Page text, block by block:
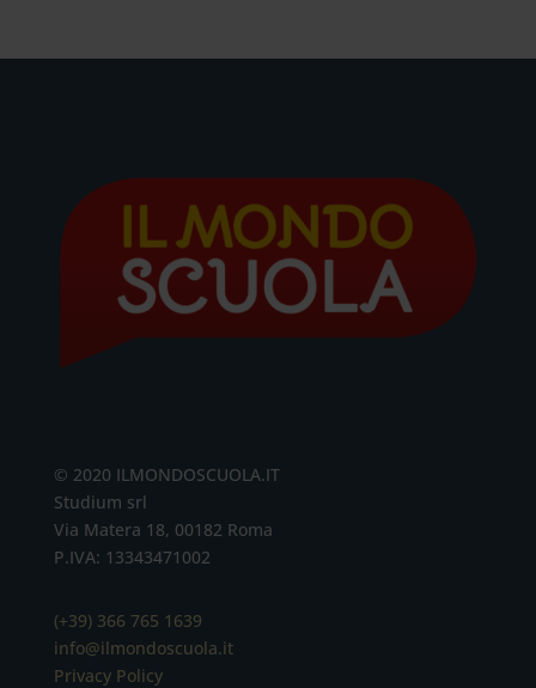
© 2020 ILMONDOSCUOLA.IT
Studium srl
Via Matera 18, 00182 Roma
P.IVA: 13343471002
(+39) 366 765 1639
info@ilmondoscuola.it
Privacy Policy